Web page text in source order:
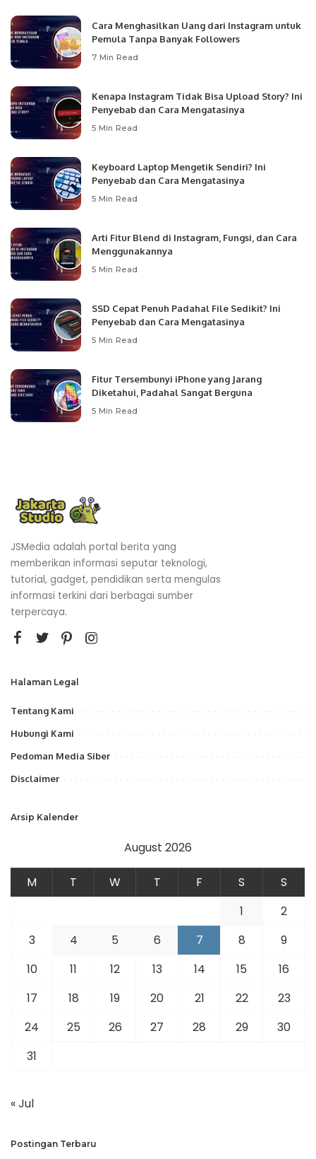
Cara Menghasilkan Uang dari Instagram untuk
Pemula Tanpa Banyak Followers
7 Min Read
Kenapa Instagram Tidak Bisa Upload Story? Ini
Penyebab dan Cara Mengatasinya
5 Min Read
Keyboard Laptop Mengetik Sendiri? Ini
Penyebab dan Cara Mengatasinya
5 Min Read
Arti Fitur Blend di Instagram, Fungsi, dan Cara
Menggunakannya
5 Min Read
SSD Cepat Penuh Padahal File Sedikit? Ini
Penyebab dan Cara Mengatasinya
5 Min Read
Fitur Tersembunyi iPhone yang Jarang
Diketahui, Padahal Sangat Berguna
5 Min Read
JSMedia adalah portal berita yang
memberikan informasi seputar teknologi,
tutorial, gadget, pendidikan serta mengulas
informasi terkini dari berbagai sumber
terpercaya.
Halaman Legal
Tentang Kami
Hubungi Kami
Pedoman Media Siber
Disclaimer
Arsip Kalender
August 2026
M T W T F S
S
1
2
3
4 5 6 7 8
9
10
11 12 13 14 15
16
17
18 19 20 21 22
23
24
25 26 27 28 29
30
31
« Jul
Postingan Terbaru